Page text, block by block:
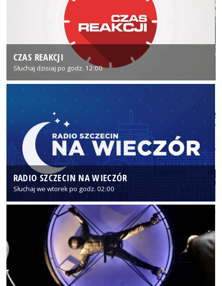
CZAS REAKCJI
Słuchaj dzisiaj po godz. 12:00
RADIO SZCZECIN NA WIECZÓR
Słuchaj we wtorek po godz. 02:00